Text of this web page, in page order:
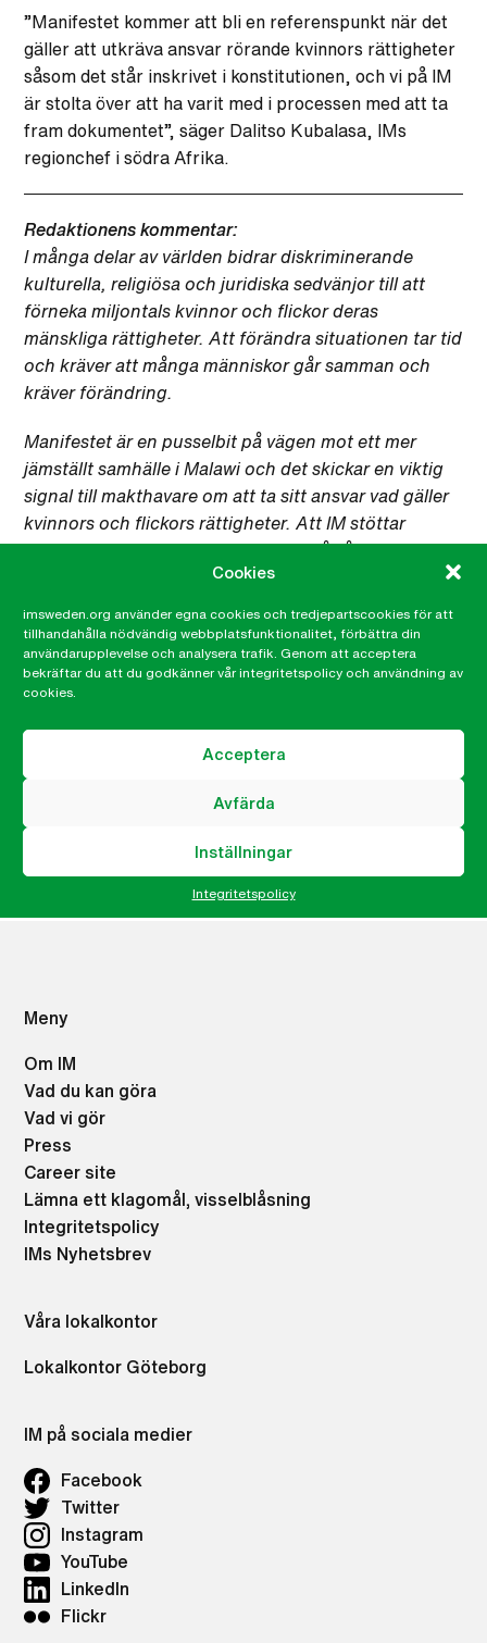
Cookies
imsweden.org använder egna cookies och tredjepartscookies för att
tillhandahålla nödvändig webbplatsfunktionalitet, förbättra din
användarupplevelse och analysera trafik. Genom att acceptera
bekräftar du att du godkänner vår integritetspolicy och användning av
cookies.
Acceptera
Avfärda
Inställningar
Integritetspolicy
”Manifestet kommer att bli en referenspunkt när det
gäller att utkräva ansvar rörande kvinnors rättigheter
såsom det står inskrivet i konstitutionen, och vi på IM
är stolta över att ha varit med i processen med att ta
fram dokumentet”, säger Dalitso Kubalasa, IMs
regionchef i södra Afrika.
Redaktionens kommentar:
I många delar av världen bidrar diskriminerande
kulturella, religiösa och juridiska sedvänjor till att
förneka miljontals kvinnor och flickor deras
mänskliga rättigheter. Att förändra situationen tar tid
och kräver att många människor går samman och
kräver förändring.
Manifestet är en pusselbit på vägen mot ett mer
jämställt samhälle i Malawi och det skickar en viktig
signal till makthavare om att ta sitt ansvar vad gäller
kvinnors och flickors rättigheter. Att IM stöttar
där vi stärker människor och grupper så att de av
effektivt sätt att bedriva utvecklingsarbete. Mål 10 –
Minskad ojämlikhetMål 17 – Genomförande och
globalt partnerskap
Malin Kihlström
046-32 99 76
Meny
Om IM
Vad du kan göra
Vad vi gör
Press
Career site
Lämna ett klagomål, visselblåsning
Integritetspolicy
IMs Nyhetsbrev
Våra lokalkontor
Lokalkontor Göteborg
IM på sociala medier
Facebook
Twitter
Instagram
YouTube
LinkedIn
Flickr